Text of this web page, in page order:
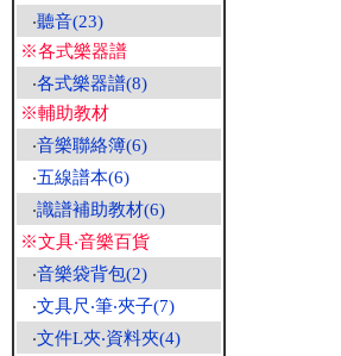
‧聽音(23)
※各式樂器譜
‧各式樂器譜(8)
※輔助教材
‧音樂聯絡簿(6)
‧五線譜本(6)
‧識譜補助教材(6)
※文具‧音樂百貨
‧音樂袋背包(2)
‧文具尺‧筆‧夾子(7)
‧文件L夾‧資料夾(4)